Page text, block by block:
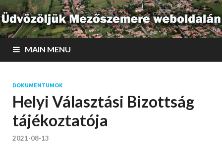
MAIN MENU
DOKUMENTUMOK
Helyi Választási Bizottság
tájékoztatója
2021-08-13